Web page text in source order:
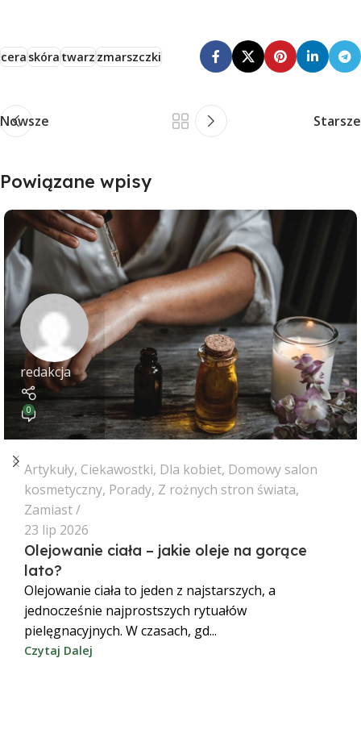
ceraskóratwarzzmarszczki
Nowsze Starsze
Powiązane wpisy
redakcja
0
Artykuły, Ciekawostki, Dla kobiet, Domowy salon
kosmetyczny, Porady, Z rożnych stron świata,
Zamiast
23 lip 2026
Olejowanie ciała – jakie oleje na gorące
lato?
Olejowanie ciała to jeden z najstarszych, a
jednocześnie najprostszych rytuałów
pielęgnacyjnych. W czasach, gd...
Czytaj Dalej